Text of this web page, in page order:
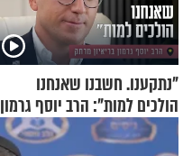
"נתקענו. חשבנו שאנחנו
הולכים למות": הרב יוסף גרמון
בריאיון מרתק